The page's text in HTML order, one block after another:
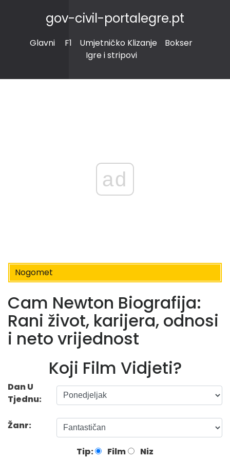
gov-civil-portalegre.pt
Glavni F1 Umjetničko Klizanje
Bokser
Igre i stripovi
ad
Nogomet
Cam Newton Biografija:
Rani život, karijera, odnosi
i neto vrijednost
Koji Film Vidjeti?
Dan U
Tjednu:
Žanr:
Tip: Film Niz